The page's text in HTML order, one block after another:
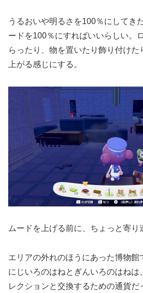
うるおいや明るさを100％にしてき
ードを100％にすればいいらしい。
らったり、物を置いたり飾り付けた
上がる感じにする。
ムードを上げる前に、ちょっと寄り
エリアの外れのほうにあった博物館
にじいろのはねとぎんいろのはねは
レクションと交換するための通貨だ